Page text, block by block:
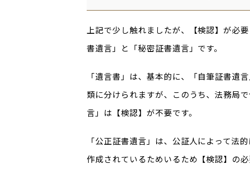
上記で少し触れましたが、【検認】が必
書遺言」と「秘密証書遺言」です。
「遺言書」は、基本的に、「自筆証書遺
類に分けられますが、このうち、法務局
言」は【検認】が不要です。
「公正証書遺言」は、公証人によって法
作成されているためいるため【検認】の